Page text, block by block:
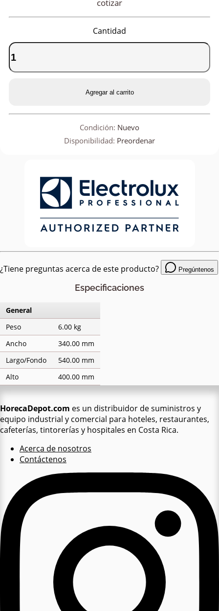
cotizar
Cantidad
Agregar al carrito
Condición: Nuevo
Disponibilidad: Preordenar
¿Tiene preguntas acerca de este producto? Pregúntenos
Especificaciones
General
Peso
6.00 kg
Ancho
340.00 mm
Largo/Fondo
540.00 mm
Alto
400.00 mm
HorecaDepot.com es un distribuidor de suministros y
equipo industrial y comercial para hoteles, restaurantes,
cafeterías, tintorerías y hospitales en Costa Rica.
Acerca de nosotros
Contáctenos